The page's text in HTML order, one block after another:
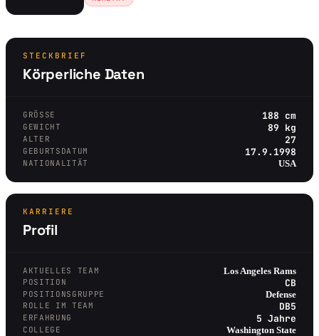
STECKBRIEF
Körperliche Daten
GRÖSSE 188 cm
GEWICHT 89 kg
ALTER 27
GEBURTSDATUM 17.9.1998
NATIONALITÄT USA
KARRIERE
Profil
AKTUELLES TEAM Los Angeles Rams
POSITION CB
POSITIONSGRUPPE Defense
ROLLE IM TEAM DB5
ERFAHRUNG 5 Jahre
COLLEGE Washington State